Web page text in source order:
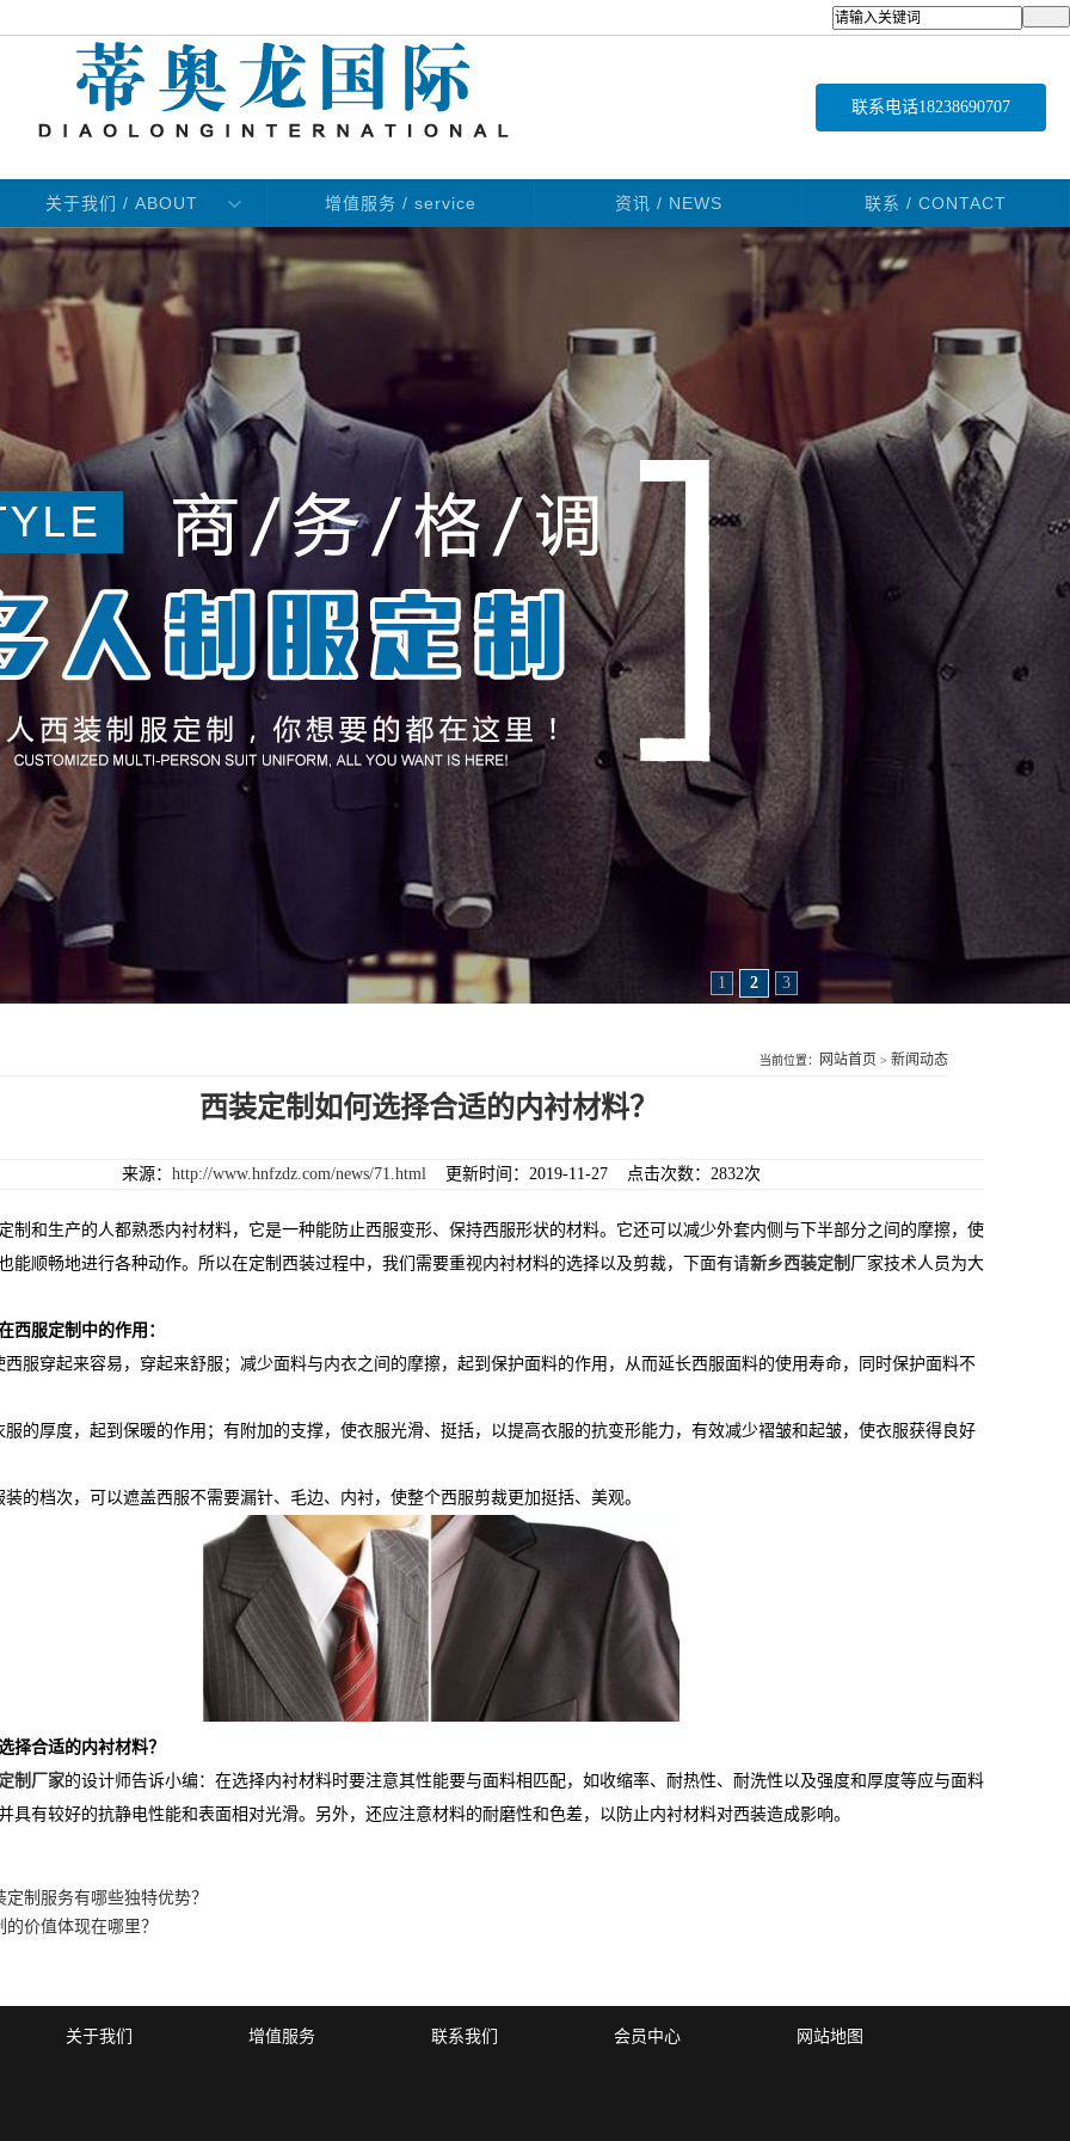
联系电话18238690707
关于我们 / ABOUT 增值服务 / service 资讯 / NEWS 联系 / CONTACT
1 2 3
当前位置： 网站首页 > 新闻动态
西装定制如何选择合适的内衬材料？
来源： http://www.hnfzdz.com/news/71.html更新时间：2019-11-27 点击次数：2832次
生产的人都熟悉内衬材料，它是一种能防止西服变形、保持西服形状的材料。它还可以减少外套内侧与下半部分之间的摩擦，使
能顺畅地进行各种动作。所以在定制西装过程中，我们需要重视内衬材料的选择以及剪裁，下面有请新乡西装定制 厂家技术人员为大
西服定制中的作用：
穿起来容易，穿起来舒服；减少面料与内衣之间的摩擦，起到保护面料的作用，从而延长西服面料的使用寿命，同时保护面料不
厚度，起到保暖的作用；有附加的支撑，使衣服光滑、挺括，以提高衣服的抗变形能力，有效减少褶皱和起皱，使衣服获得良好
档次，可以遮盖西服不需要漏针、毛边、内衬，使整个西服剪裁更加挺括、美观。
择合适的内衬材料？
制厂家的设计师告诉小编：在选择内衬材料时要注意其性能要与面料相匹配，如收缩率、耐热性、耐洗性以及强度和厚度等应与面料
具有较好的抗静电性能和表面相对光滑。另外，还应注意材料的耐磨性和色差，以防止内衬材料对西装造成影响。
定制服务有哪些独特优势？
的价值体现在哪里？
关于我们 增值服务 联系我们 会员中心 网站地图